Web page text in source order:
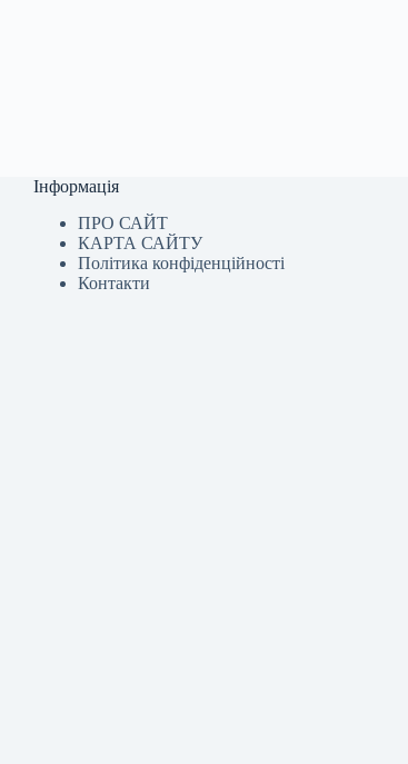
Інформація
ПРО САЙТ
КАРТА САЙТУ
Політика конфіденційності
Контакти